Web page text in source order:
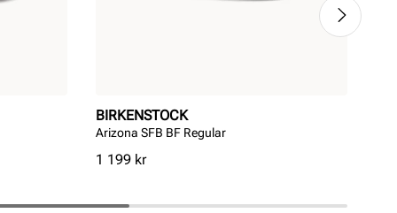
BIRKENSTOCK
Arizona SFB BF Regular
Pris
1 199 kr